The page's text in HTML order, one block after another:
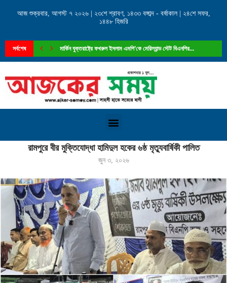
আজ শুক্রবার, আগস্ট ৭ ২০২৬ | ২৩শে শ্রাবণ, ১৪৩৩ বঙ্গাব্দ - বর্ষাকাল | ২৪শে সফর,
১৪৪৮ হিজরি
সর্বশেষ মার্কিন যুক্তরাষ্ট্রে ফখরুল ইসলাম এমপি’কে মেরিল্যান্ড স্টেট বিএনপির...
রামপুরে বীর মুক্তিযোদ্ধা হামিদুল হকের ৬ষ্ঠ মৃত্যুবার্ষিকী পালিত
রামপুরে বীর মুক্তিযোদ্ধা হামিদুল হকের ৬ষ্ঠ মৃত্যুবার্ষিকী পালিত
জুন ৩, ২০২৬